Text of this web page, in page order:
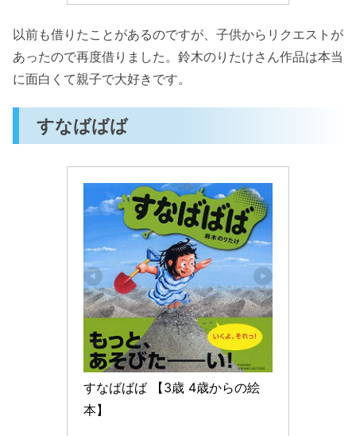
以前も借りたことがあるのですが、子供からリクエストが
あったので再度借りました。鈴木のりたけさん作品は本当
に面白くて親子で大好きです。
すなばばば
すなばばば 【3歳 4歳からの絵
本】